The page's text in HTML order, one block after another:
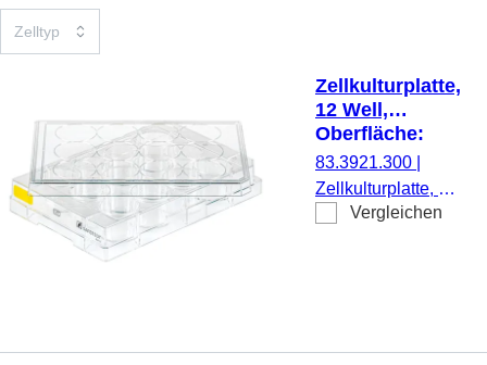
Zellkulturplatte,
12 Well,
Oberfläche:
Cell+,
Flachboden
83.3921.300
Zellkulturplatte, 12
Well, Material: PS,
Vergleichen